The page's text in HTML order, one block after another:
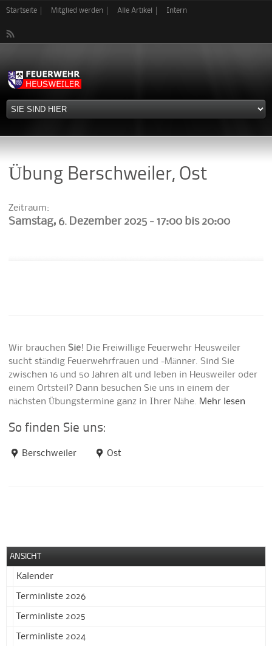
Direkt
Startseite Mitglied werden Alle Artikel Intern
Übung Berschweiler, Ost
Zeitraum:
Samstag, 6. Dezember 2025 -17:00 bis 20:00
Wir brauchenSie! Die Freiwillige Feuerwehr Heusweiler
sucht ständig Feuerwehrfrauen und -Männer. Sind Sie
zwischen 16 und 50 Jahren alt und leben in Heusweiler oder
einem Ortsteil? Dann besuchen Sie uns in einem der
nächsten Übungstermine ganz in Ihrer Nähe. Mehr lesen
So finden Sie uns:
Berschweiler Ost
ANSICHT
Kalender
Terminliste 2026
Terminliste 2025
Terminliste 2024